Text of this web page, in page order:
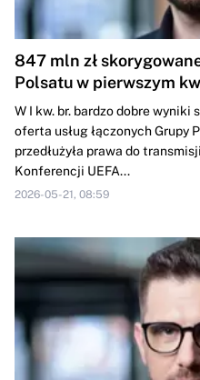
847 mln zł
Polsatu w pierwszym
W I kw. br. bardzo dobre wyniki
oferta usług łączonych Grupy
przedłużyła prawa do
Konferencji UEFA...
2026-05-21, 08:59